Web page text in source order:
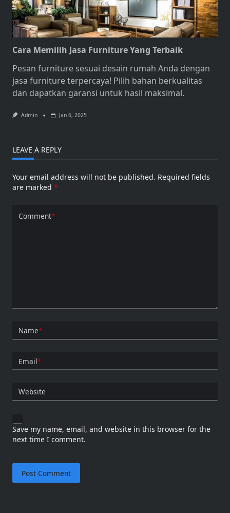
Cara Memilih Jasa Furniture Yang Terbaik
Pesan furniture sesuai desain rumah Anda dengan
jasa furniture terpercaya! Pilih bahan berkualitas
dan dapatkan garansi untuk hasil maksimal.
Admin Jan 6, 2025
LEAVE A REPLY
Your email address will not be published. Required fields
are marked *
Comment*
Name*
Email*
Website
Save my name, email, and website in this browser for the
next time I comment.